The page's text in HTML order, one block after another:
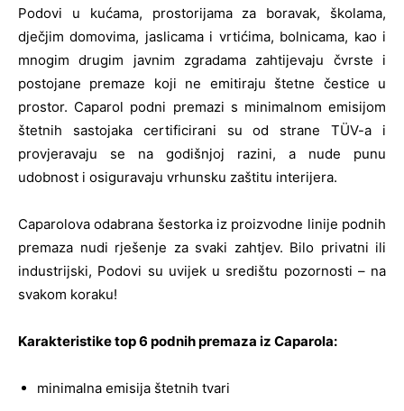
Podovi u kućama, prostorijama za boravak, školama,
dječjim domovima, jaslicama i vrtićima, bolnicama, kao i
mnogim drugim javnim zgradama zahtijevaju čvrste i
postojane premaze koji ne emitiraju štetne čestice u
prostor. Caparol podni premazi s minimalnom emisijom
štetnih sastojaka certificirani su od strane TÜV-a i
provjeravaju se na godišnjoj razini, a nude punu
udobnost i osiguravaju vrhunsku zaštitu interijera.
Caparolova odabrana šestorka iz proizvodne linije podnih
premaza nudi rješenje za svaki zahtjev. Bilo privatni ili
industrijski, Podovi su uvijek u središtu pozornosti – na
svakom koraku!
Karakteristike top 6 podnih premaza iz Caparola:
minimalna emisija štetnih tvari